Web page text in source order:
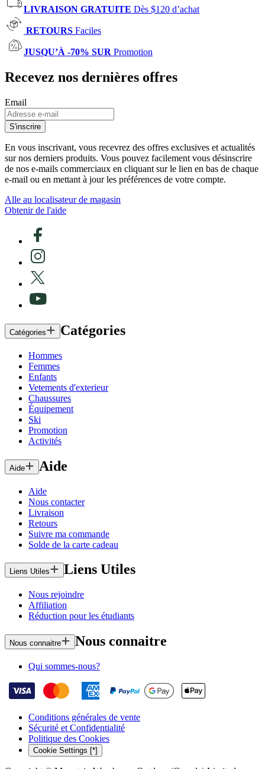
LIVRAISON GRATUITE Dès $120 d’achat
RETOURS Faciles
JUSQU’À -70% SUR Promotion
Recevez nos dernières offres
Email
S'inscrire
En vous inscrivant, vous recevrez des offres exclusives et actualités
sur nos derniers produits. Vous pouvez facilement vous désinscrire
de nos e-mails commerciaux en cliquant sur le lien en bas de chaque
e-mail ou en mettant à jour les préférences de votre compte.
Alle au localisateur de magasin
Obtenir de l'aide
Catégories Catégories
Hommes
Femmes
Enfants
Vetements d'exterieur
Chaussures
Équipement
Ski
Promotion
Activités
Aide Aide
Aide
Nous contacter
Livraison
Retours
Suivre ma commande
Solde de la carte cadeau
Liens Utiles Liens Utiles
Nous rejoindre
Affiliation
Réduction pour les étudiants
Nous connaitre Nous connaitre
Qui sommes-nous?
Conditions générales de vente
Sécurité et Confidentialité
Politique des Cookies
Cookie Settings [*]